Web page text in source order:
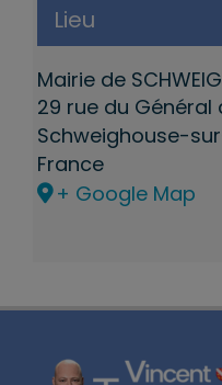
Lieu
Mairie de
29 rue du Général
Schweighouse-
France
+ Google Map